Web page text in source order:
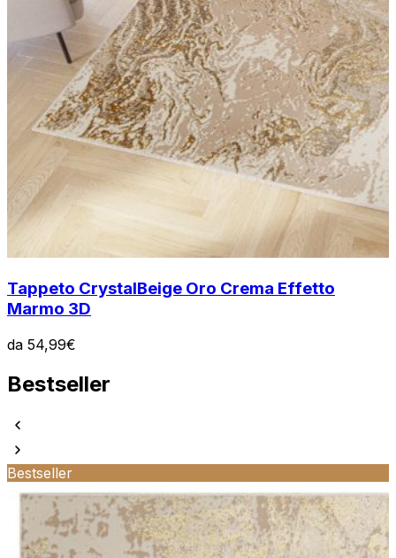
Tappeto CrystalBeige Oro Crema Effetto
Marmo 3D
da 54,99€
Bestseller
Bestseller